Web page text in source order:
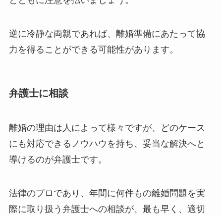
逆に冷静な両親であれば、離婚準備にあたって協
力を得ることができる可能性があります。
弁護士に相談
離婚の理由は人によって様々ですが、どのケース
にも対応できるノウハウを持ち、妥当な解決へと
導けるのが弁護士です。
法律のプロであり、年間に何件もの離婚問題を実
際に取り扱う弁護士への相談が、最も早く、適切